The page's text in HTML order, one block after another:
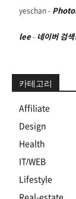
yeschan -
lee - 네이버 검
카테고리
Affiliate
Design
Health
IT/WEB
Lifestyle
Real-estate